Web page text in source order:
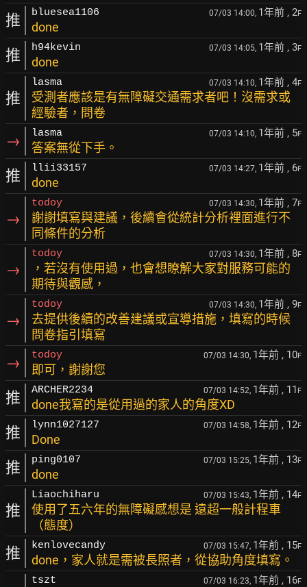
推 bluesea1106 07/03 14:00, 1年前 , 2F
done
推 h94kevin 07/03 14:05, 1年前 , 3F
done
推
lasma 07/03 14:10, 1年前 , 4F
受測者應該是有無障礙交通需求者吧！沒需求或
經驗者，問卷
→ lasma 07/03 14:10, 1年前 , 5F
答案無從下手。
推 llii33157 07/03 14:27, 1年前 , 6F
done
→
todoy 07/03 14:30, 1年前 , 7F
謝謝填寫與建議，後續會從統計分析裡面進行不
同條件的分析
→
todoy 07/03 14:30, 1年前 , 8F
，若沒有使用過，也會想瞭解大家對服務可能的
期待與觀感，
→
todoy 07/03 14:30, 1年前 , 9F
去提供後續的改善建議或宣導措施，填寫的時候
問卷指引填寫
→ todoy 07/03 14:30, 1年前 , 10F
即可，謝謝您
推 ARCHER2234 07/03 14:52, 1年前 , 11 F
done我寫的是從用過的家人的角度XD
推 lynn1027127 07/03 14:58, 1年前 , 12F
Done
推 ping0107 07/03 15:25, 1年前 , 13F
done
推
Liaochiharu 07/03 15:43, 1年前 , 14F
使用了五六年的無障礙感想是 遠超一般計程車
（態度）
推 kenlovecandy 07/03 15:47, 1年前 , 15F
done，家人就是需被長照者，從協助角度填寫。
tszt 07/03 16:23, 1年前 , 16F